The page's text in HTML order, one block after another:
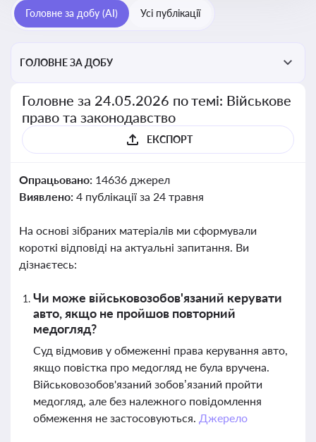
військовослужбовців у воєнний час
Головне за добу (AI) Усі публікації
ГОЛОВНЕ ЗА ДОБУ
Головне за 24.05.2026 по темі: Військове
право та законодавство
ЕКСПОРТ
Опрацьовано: 14636 джерел
Виявлено: 4 публікації за 24 травня
На основі зібраних матеріалів ми сформували
короткі відповіді на актуальні запитання. Ви
дізнаєтесь:
Чи може військовозобов'язаний керувати
авто, якщо не пройшов повторний
медогляд?
Суд відмовив у обмеженні права керування авто,
якщо повістка про медогляд не була вручена.
Військовозобов'язаний зобов’язаний пройти
медогляд, але без належного повідомлення
обмеження не застосовуються. Джерело